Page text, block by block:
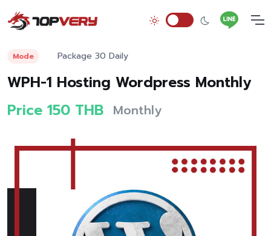
Mode Package 30 Daily
WPH-1 Hosting Wordpress Monthly
Price 150 THB Monthly